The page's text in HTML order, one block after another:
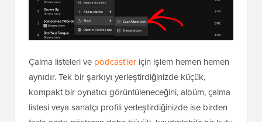
Çalma listeleri ve podcast'ler için işlem hemen hemen
aynıdır. Tek bir şarkıyı yerleştirdiğinizde küçük,
kompakt bir oynatıcı görüntüleneceğini, albüm, çalma
listesi veya sanatçı profili yerleştirdiğinizde ise birden